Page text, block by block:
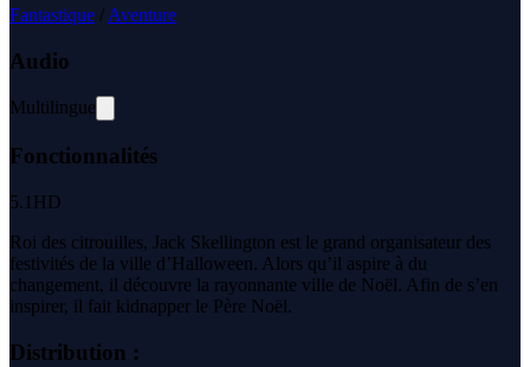
Fantastique / Aventure
Audio
Multilingue
Fonctionnalités
5.1 HD
Roi des citrouilles, Jack Skellington est le grand organisateur des
festivités de la ville d’Halloween. Alors qu’il aspire à du
changement, il découvre la rayonnante ville de Noël. Afin de s’en
inspirer, il fait kidnapper le Père Noël.
Distribution :